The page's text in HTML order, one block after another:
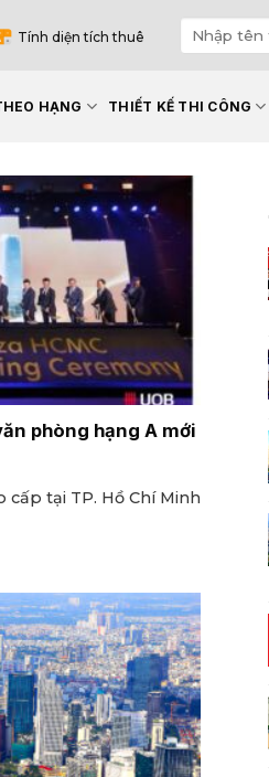
Tính diện tích thuê
HẠNG THIẾT KẾ THI CÔNG
phòng hạng A mới
tại TP. Hồ Chí Minh